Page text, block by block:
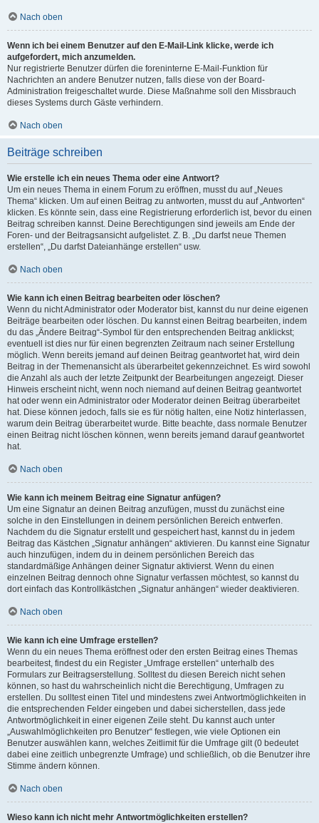
Nach oben
Wenn ich bei einem Benutzer auf den E-Mail-Link klicke, werde ich
aufgefordert, mich anzumelden.
Nur registrierte Benutzer dürfen die foreninterne E-Mail-Funktion für
Nachrichten an andere Benutzer nutzen, falls diese von der Board-
Administration freigeschaltet wurde. Diese Maßnahme soll den Missbrauch
dieses Systems durch Gäste verhindern.
Nach oben
Beiträge schreiben
Wie erstelle ich ein neues Thema oder eine Antwort?
Um ein neues Thema in einem Forum zu eröffnen, musst du auf „Neues
Thema“ klicken. Um auf einen Beitrag zu antworten, musst du auf „Antworten“
klicken. Es könnte sein, dass eine Registrierung erforderlich ist, bevor du einen
Beitrag schreiben kannst. Deine Berechtigungen sind jeweils am Ende der
Foren- und der Beitragsansicht aufgelistet. Z. B. „Du darfst neue Themen
erstellen“, „Du darfst Dateianhänge erstellen“ usw.
Nach oben
Wie kann ich einen Beitrag bearbeiten oder löschen?
Wenn du nicht Administrator oder Moderator bist, kannst du nur deine eigenen
Beiträge bearbeiten oder löschen. Du kannst einen Beitrag bearbeiten, indem
du das „Ändere Beitrag“-Symbol für den entsprechenden Beitrag anklickst;
eventuell ist dies nur für einen begrenzten Zeitraum nach seiner Erstellung
möglich. Wenn bereits jemand auf deinen Beitrag geantwortet hat, wird dein
Beitrag in der Themenansicht als überarbeitet gekennzeichnet. Es wird sowohl
die Anzahl als auch der letzte Zeitpunkt der Bearbeitungen angezeigt. Dieser
Hinweis erscheint nicht, wenn noch niemand auf deinen Beitrag geantwortet
hat oder wenn ein Administrator oder Moderator deinen Beitrag überarbeitet
hat. Diese können jedoch, falls sie es für nötig halten, eine Notiz hinterlassen,
warum dein Beitrag überarbeitet wurde. Bitte beachte, dass normale Benutzer
einen Beitrag nicht löschen können, wenn bereits jemand darauf geantwortet
hat.
Nach oben
Wie kann ich meinem Beitrag eine Signatur anfügen?
Um eine Signatur an deinen Beitrag anzufügen, musst du zunächst eine
solche in den Einstellungen in deinem persönlichen Bereich entwerfen.
Nachdem du die Signatur erstellt und gespeichert hast, kannst du in jedem
Beitrag das Kästchen „Signatur anhängen“ aktivieren. Du kannst eine Signatur
auch hinzufügen, indem du in deinem persönlichen Bereich das
standardmäßige Anhängen deiner Signatur aktivierst. Wenn du einen
einzelnen Beitrag dennoch ohne Signatur verfassen möchtest, so kannst du
dort einfach das Kontrollkästchen „Signatur anhängen“ wieder deaktivieren.
Nach oben
Wie kann ich eine Umfrage erstellen?
Wenn du ein neues Thema eröffnest oder den ersten Beitrag eines Themas
bearbeitest, findest du ein Register „Umfrage erstellen“ unterhalb des
Formulars zur Beitragserstellung. Solltest du diesen Bereich nicht sehen
können, so hast du wahrscheinlich nicht die Berechtigung, Umfragen zu
erstellen. Du solltest einen Titel und mindestens zwei Antwortmöglichkeiten in
die entsprechenden Felder eingeben und dabei sicherstellen, dass jede
Antwortmöglichkeit in einer eigenen Zeile steht. Du kannst auch unter
„Auswahlmöglichkeiten pro Benutzer“ festlegen, wie viele Optionen ein
Benutzer auswählen kann, welches Zeitlimit für die Umfrage gilt (0 bedeutet
dabei eine zeitlich unbegrenzte Umfrage) und schließlich, ob die Benutzer ihre
Stimme ändern können.
Nach oben
Wieso kann ich nicht mehr Antwortmöglichkeiten erstellen?